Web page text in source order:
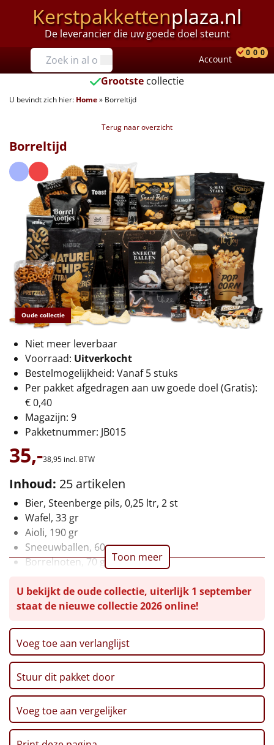
Kerstpakkettenplaza.nl
De leverancier die uw goede doel steunt
Prijzen
Tot €25
€25 tot €35
€40 tot €45
€45 tot €50
€50 tot €55
€55 tot €75
€75 tot €100
€100 en hoger
Alle kerstpakketten 2026
Thema
Origineel
Rituals
Luxe
Mannen
Vrouwen
Duurzaam
Leuke
Goedkope
Uniek
Alle thema's
Artikel
Hitster NIEUW
Pizzarette
Account
0 0 0
Grootste collectie
U bevindt zich hier: Home» Borreltijd
Terug naar overzicht
Oude collectie
Borreltijd
Niet meer leverbaar
Voorraad: Uitverkocht
Bestelmogelijkheid: Vanaf 5 stuks
Per pakket afgedragen aan uw goede doel (Gratis):
€ 0,40
Magazijn: 9
Pakketnummer: JB015
35,-38,95 incl. BTW
Inhoud: 25 artikelen
Bier, Steenberge pils, 0,25 ltr, 2 st
Wafel, 33 gr
Aioli, 190 gr
Sneeuwballen, 60 gr
Borrelnoten, 70 gr
Sultana fruitbiscuit
Honing, 30 gr
Chips, 90 gr
Sterretjeskoek, 85 gr
Vitamine drink, 50 cl
Popcorn, 70 gr
Truffelmayo, 35 ml
Broodsticks, 100 gr
Pinda's, 50 gr
Toon meer
U bekijkt de oude collectie, uiterlijk 1 september
staat de nieuwe collectie 2026 online!
Voeg toe aan verlanglijst
Stuur dit pakket door
Voeg toe aan vergelijker